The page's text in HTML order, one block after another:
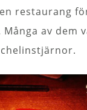
restaurang
av dem